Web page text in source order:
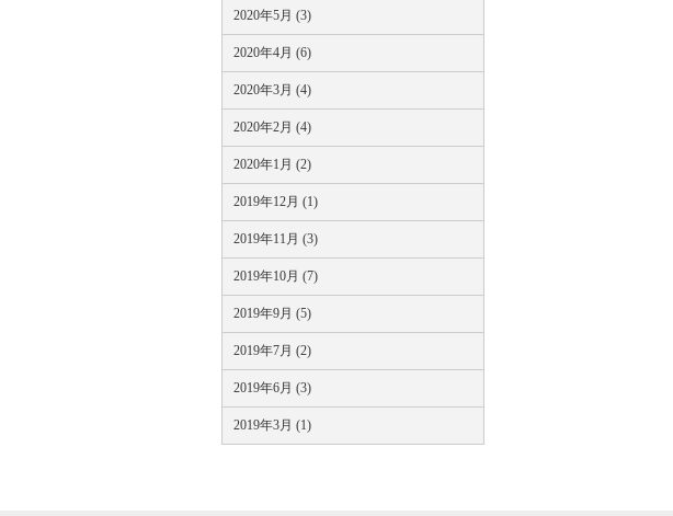
2020年5月 (3)
2020年4月 (6)
2020年3月 (4)
2020年2月 (4)
2020年1月 (2)
2019年12月 (1)
2019年11月 (3)
2019年10月 (7)
2019年9月 (5)
2019年7月 (2)
2019年6月 (3)
2019年3月 (1)